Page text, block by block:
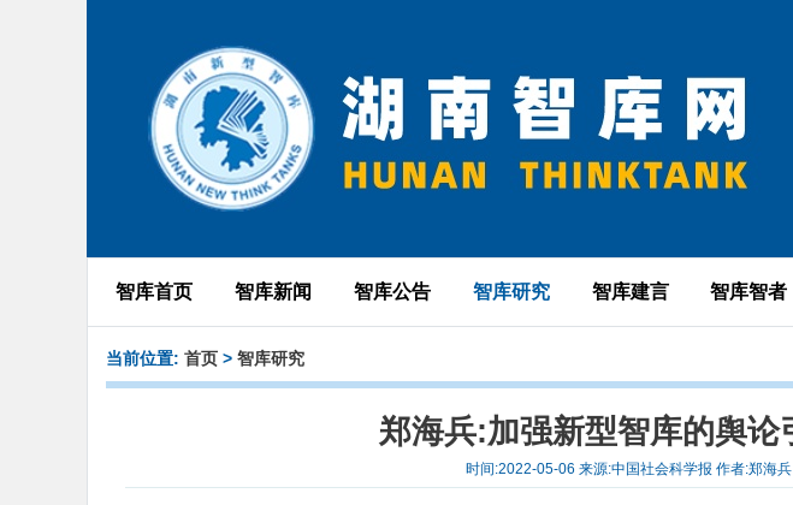
智库首页 智库新闻 智库公告 智库研究 智库建言 智库智者
当前位置: 首页 > 智库研究
郑海兵:加强新型智库的舆论
时间:2022-05-06 来源:中国社会科学报 作者:郑海兵